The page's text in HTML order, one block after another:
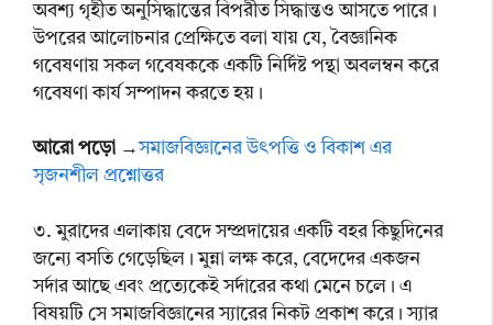
অবশ্য গৃহীত অনুসিদ্ধান্তের বিপরীত সিদ্ধান্তও আসতে পারে।
উপরের আলোচনার প্রেক্ষিতে বলা যায় যে, বৈজ্ঞানিক
গবেষণায় সকল গবেষককে একটি নির্দিষ্ট পন্থা অবলম্বন করে
গবেষণা কার্য সম্পাদন করতে হয়।
আরো পড়ো →সমাজবিজ্ঞানের উৎপত্তি ও বিকাশ এর
সৃজনশীল প্রশ্নোত্তর
৩. মুরাদের এলাকায় বেদে সম্প্রদায়ের একটি বহর কিছুদিনের
জন্যে বসতি গেড়েছিল। মুন্না লক্ষ করে, বেদেদের একজন
সর্দার আছে এবং প্রত্যেকেই সর্দারের কথা মেনে চলে। এ
বিষয়টি সে সমাজবিজ্ঞানের স্যারের নিকট প্রকাশ করে। স্যার